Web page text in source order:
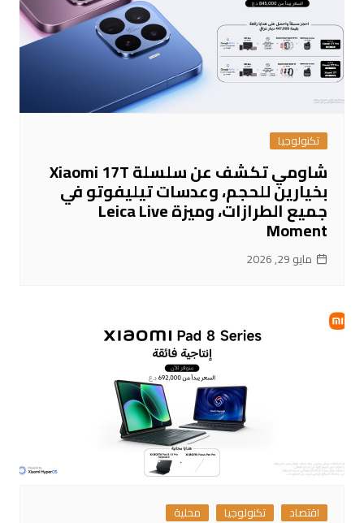
تكنولوجيا
شاومي تكشف عن سلسلة Xiaomi 17T
بخيارين للحجم، وعدسات تيليفوتو في
جميع الطرازات، وميزة Leica Live
Moment
مايو 29, 2026
اقتصاد تكنولوجيا محلية